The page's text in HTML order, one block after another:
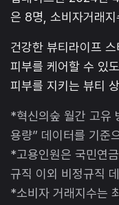
은 8명, 소비자거래
건강한 뷰티라이프 스
피부를 케어할 수 있
피부를 지키는 뷰티
*혁신의숲 월간 고유
용량” 데이터를 기준
*고용인원은 국민연
규직 이외 비정규직
*소비자 거래지수는